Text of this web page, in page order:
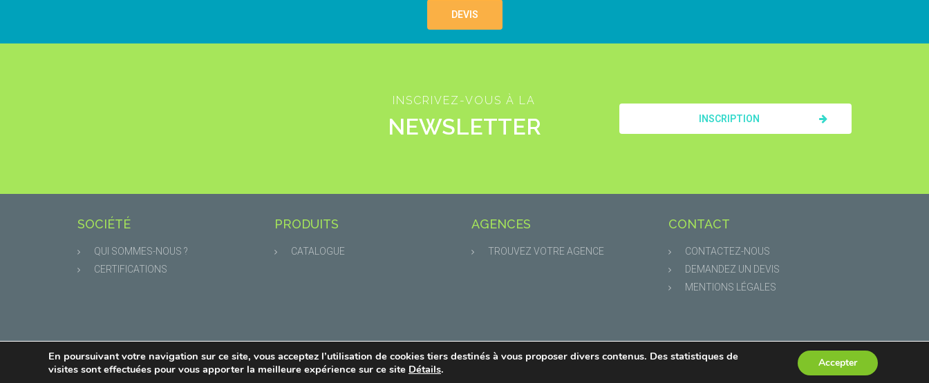
DEVIS
INSCRIVEZ-VOUS À LA
NEWSLETTER INSCRIPTION
SOCIÉTÉ
QUI SOMMES-NOUS ?
CERTIFICATIONS
PRODUITS
CATALOGUE
AGENCES
TROUVEZ VOTRE AGENCE
CONTACT
CONTACTEZ-NOUS
DEMANDEZ UN DEVIS
MENTIONS LÉGALES
© ECOTHERME 2021 | All rights reserved
En poursuivant votre navigation sur ce site, vous acceptez l’utilisation de cookies tiers destinés à vous proposer divers contenus. Des statistiques de
visites sont effectuées pour vous apporter la meilleure expérience sur ce site Détails. Accepter